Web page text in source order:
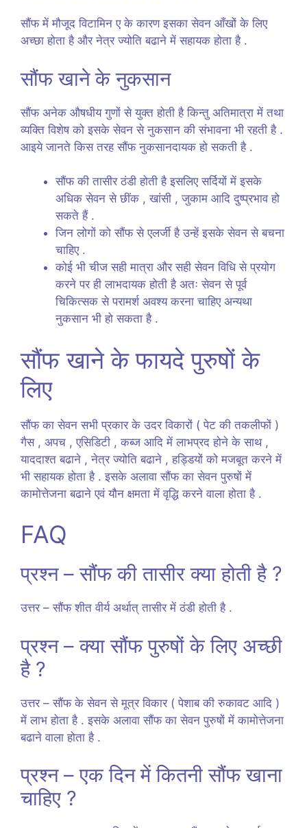
सौंफ में मौजूद विटामिन ए के कारण इसका सेवन आँखों के लिए
अच्छा होता है और नेत्र ज्योति बढाने में सहायक होता है .
सौंफ खाने के नुकसान
सौंफ अनेक औषधीय गुणों से युक्त होती है किन्तु अतिमात्रा में तथा
व्यक्ति विशेष को इसके सेवन से नुकसान की संभावना भी रहती है .
आइये जानते किस तरह सौंफ नुकसानदायक हो सकती है .
सौंफ की तासीर ठंडी होती है इसलिए सर्दियों में इसके
अधिक सेवन से छींक , खांसी , जुकाम आदि दुष्प्रभाव हो
सकते हैं .
जिन लोगों को सौंफ से एलर्जी है उन्हें इसके सेवन से बचना
चाहिए .
कोई भी चीज सही मात्रा और सही सेवन विधि से प्रयोग
करने पर ही लाभदायक होती है अतः सेवन से पूर्व
चिकित्सक से परामर्श अवश्य करना चाहिए अन्यथा
नुकसान भी हो सकता है .
सौंफ खाने के फायदे पुरुषों के
लिए
सौंफ का सेवन सभी प्रकार के उदर विकारों ( पेट की तकलीफों )
गैस , अपच , एसिडिटी , कब्ज आदि में लाभप्रद होने के साथ ,
याददाश्त बढाने , नेत्र ज्योति बढाने , हड्डियों को मजबूत करने में
भी सहायक होता है . इसके अलावा सौंफ का सेवन पुरुषों में
कामोत्तेजना बढाने एवं यौन क्षमता में वृद्धि करने वाला होता है .
FAQ
प्रश्न – सौंफ की तासीर क्या होती है ?
उत्तर – सौंफ शीत वीर्य अर्थात् तासीर में ठंडी होती है .
प्रश्न – क्या सौंफ पुरुषों के लिए अच्छी
है ?
उत्तर – सौंफ के सेवन से मूत्र विकार ( पेशाब की रुकावट आदि )
में लाभ होता है . इसके अलावा सौंफ का सेवन पुरुषों में कामोत्तेजना
बढाने वाला होता है .
प्रश्न – एक दिन में कितनी सौंफ खाना
चाहिए ?